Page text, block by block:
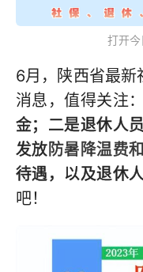
打开
6月，陕西省最
消息，值得关注
金；二是退休人
发放防暑降温费
待遇，以及退休
吧！